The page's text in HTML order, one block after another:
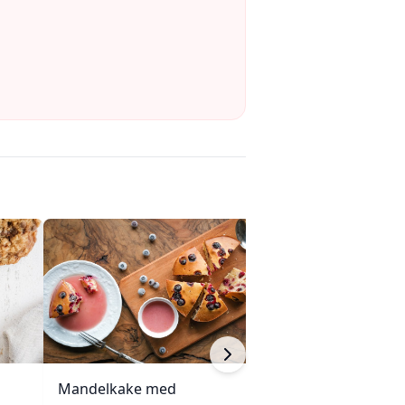
Mandelkake med